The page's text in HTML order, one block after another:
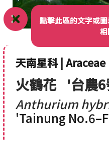
點擊此區的文字或
相
天南星科 | Araceae
火鶴花 '台農
Anthurium
'Tainung